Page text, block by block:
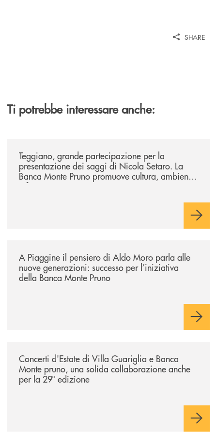
SHARE
Ti potrebbe interessare anche:
Teggiano, grande partecipazione per la
presentazione dei saggi di Nicola Setaro. La
Banca Monte Pruno promuove cultura, ambiente
e futuro
A Piaggine il pensiero di Aldo Moro parla alle
nuove generazioni: successo per l’iniziativa
della Banca Monte Pruno
Concerti d'Estate di Villa Guariglia e Banca
Monte pruno, una solida collaborazione anche
per la 29ª edizione